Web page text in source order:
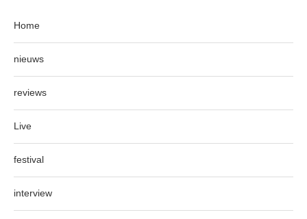
Home
nieuws
reviews
Live
festival
interview